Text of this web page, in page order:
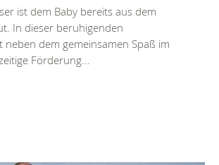
ist dem Baby bereits aus dem
In dieser beruhigenden
dem gemeinsamen Spaß im
Förderung...